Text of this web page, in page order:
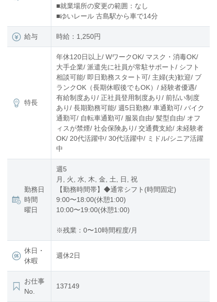
■就業場所の変更の範囲：なし
■ゆいレール 古島駅から車で14分
給与 時給：1,250円
特長
年休120日以上/ WワークOK/ マスク・消毒OK/
大手企業/ 派遣先に社員が常駐サポート/ シフト
相談可能/ 即日勤務スタート可/ 主婦(夫)歓迎/ ブ
ランクOK（長期休暇後でもOK）/ 経験者優遇/
有給制度あり/ 正社員登用制度あり/ 前払い制度
あり/ 長期勤務可能/ 週5日勤務/ 車通勤可/ バイク
通勤可/ 自転車通勤可/ 服装自由/ 髪型自由/ オフ
ィスが禁煙/ 社会保険あり/ 交通費支給/ 未経験者
OK/ 20代活躍中/ 30代活躍中/ ミドル/シニア活躍
中
勤務日
時間
曜日
週5
月, 火, 水, 木, 金, 土, 日, 祝
【勤務時間帯】◆通常シフト(時間固定)
9:00〜18:00(休憩1:00)
10:00〜19:00(休憩1:00)
※残業：0〜10時間程度/月
休日・
休暇
週休2日
お仕事
No.
137149